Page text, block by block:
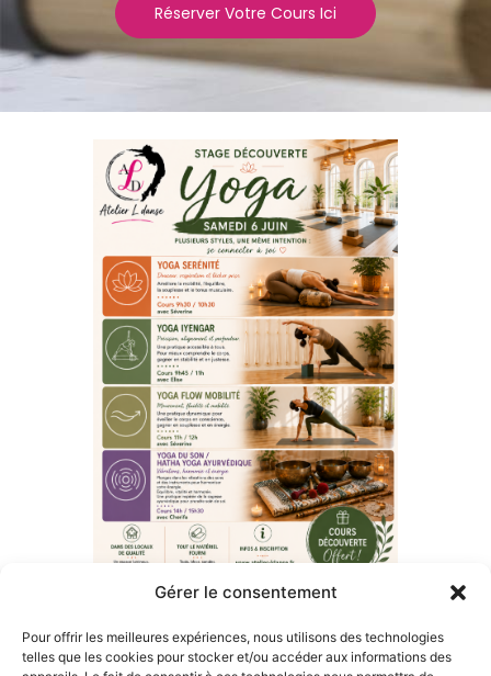
Gérer le consentement
Pour offrir les meilleures expériences, nous utilisons des technologies
telles que les cookies pour stocker et/ou accéder aux informations des
Réserver Votre Cours Ici